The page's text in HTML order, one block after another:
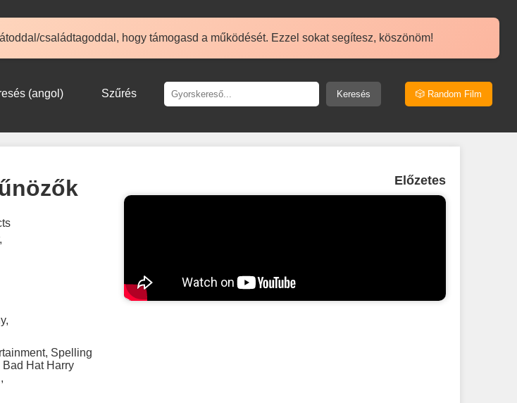
családtagoddal, hogy támogasd a működését. Ezzel sokat segítesz, köszönöm!
(angol) Szűrés Keresés 🎲 Random Film
,
,
, Spelling
Bad Hat Harry
,
Előzetes